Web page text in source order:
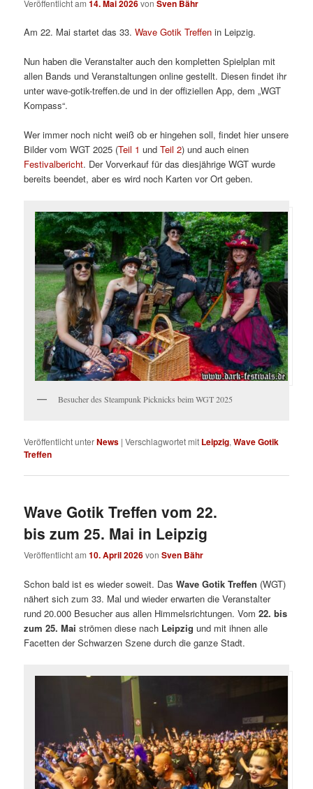
Veröffentlicht am14. Mai 2026vonSven Bähr
Am 22. Mai startet das 33.Wave Gotik Treffen in Leipzig.
Nun haben die Veranstalter auch den kompletten Spielplan mit
allen Bands und Veranstaltungen online gestellt. Diesen findet ihr
unter wave-gotik-treffen.de und in der offiziellen App, dem „WGT
Kompass“.
Wer immer noch nicht weiß ob er hingehen soll, findet hier unsere
Bilder vom WGT 2025 (Teil 1 undTeil 2) und auch einen
Festivalbericht. Der Vorverkauf für das diesjährige WGT wurde
bereits beendet, aber es wird noch Karten vor Ort geben.
Besucher des Steampunk Picknicks beim WGT 2025
Veröffentlicht unterNews |Verschlagwortet mit Leipzig,Wave Gotik
Treffen
Wave Gotik Treffen vom 22.
bis zum 25. Mai in Leipzig
Veröffentlicht am10. April 2026vonSven Bähr
Schon bald ist es wieder soweit. DasWave Gotik Treffen (WGT)
nähert sich zum 33. Mal und wieder erwarten die Veranstalter
rund 20.000 Besucher aus allen Himmelsrichtungen. Vom22. bis
zum 25. Mai strömen diese nach Leipzig und mit ihnen alle
Facetten der Schwarzen Szene durch die ganze Stadt.